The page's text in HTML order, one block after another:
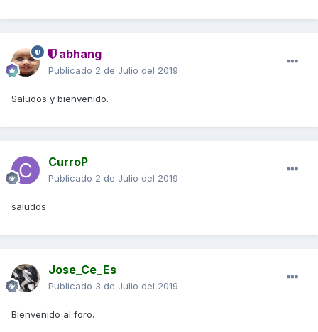
abhang
Publicado 2 de Julio del 2019
Saludos y bienvenido.
CurroP
Publicado 2 de Julio del 2019
saludos
Jose_Ce_Es
Publicado 3 de Julio del 2019
Bienvenido al foro.